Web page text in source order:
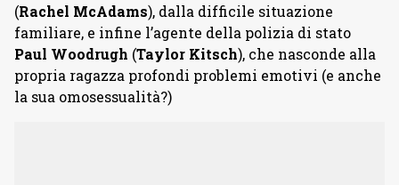
(Rachel McAdams), dalla difficile situazione
familiare, e infine l’agente della polizia di stato
Paul Woodrugh (Taylor Kitsch), che nasconde alla
propria ragazza profondi problemi emotivi (e anche
la sua omosessualità?)